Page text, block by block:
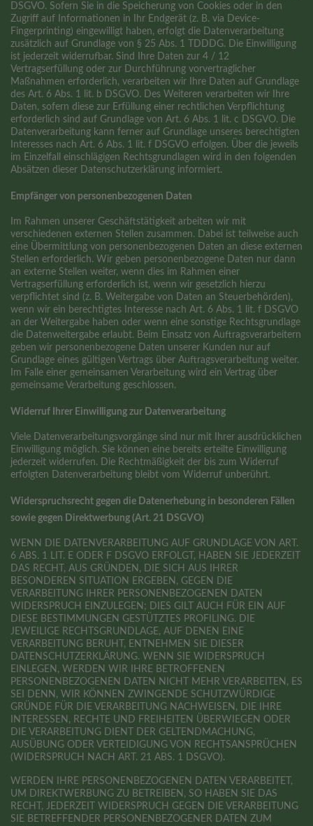
DSGVO. Sofern Sie in die Speicherung von Cookies oder in den
Zugriff auf Informationen in Ihr Endgerät (z. B. via Device-
Fingerprinting) eingewilligt haben, erfolgt die Datenverarbeitung
zusätzlich auf Grundlage von § 25 Abs. 1 TDDDG. Die Einwilligung
ist jederzeit widerrufbar. Sind Ihre Daten zur 4 / 12
Vertragserfüllung oder zur Durchführung vorvertraglicher
Maßnahmen erforderlich, verarbeiten wir Ihre Daten auf Grundlage
des Art. 6 Abs. 1 lit. b DSGVO. Des Weiteren verarbeiten wir Ihre
Daten, sofern diese zur Erfüllung einer rechtlichen Verpflichtung
erforderlich sind auf Grundlage von Art. 6 Abs. 1 lit. c DSGVO. Die
Datenverarbeitung kann ferner auf Grundlage unseres berechtigten
Interesses nach Art. 6 Abs. 1 lit. f DSGVO erfolgen. Über die jeweils
im Einzelfall einschlägigen Rechtsgrundlagen wird in den folgenden
Absätzen dieser Datenschutzerklärung informiert.
Empfänger von personenbezogenen Daten
Im Rahmen unserer Geschäftstätigkeit arbeiten wir mit
verschiedenen externen Stellen zusammen. Dabei ist teilweise auch
eine Übermittlung von personenbezogenen Daten an diese externen
Stellen erforderlich. Wir geben personenbezogene Daten nur dann
an externe Stellen weiter, wenn dies im Rahmen einer
Vertragserfüllung erforderlich ist, wenn wir gesetzlich hierzu
verpflichtet sind (z. B. Weitergabe von Daten an Steuerbehörden),
wenn wir ein berechtigtes Interesse nach Art. 6 Abs. 1 lit. f DSGVO
an der Weitergabe haben oder wenn eine sonstige Rechtsgrundlage
die Datenweitergabe erlaubt. Beim Einsatz von Auftragsverarbeitern
geben wir personenbezogene Daten unserer Kunden nur auf
Grundlage eines gültigen Vertrags über Auftragsverarbeitung weiter.
Im Falle einer gemeinsamen Verarbeitung wird ein Vertrag über
gemeinsame Verarbeitung geschlossen.
Widerruf Ihrer Einwilligung zur Datenverarbeitung
Viele Datenverarbeitungsvorgänge sind nur mit Ihrer ausdrücklichen
Einwilligung möglich. Sie können eine bereits erteilte Einwilligung
jederzeit widerrufen. Die Rechtmäßigkeit der bis zum Widerruf
erfolgten Datenverarbeitung bleibt vom Widerruf unberührt.
Widerspruchsrecht gegen die Datenerhebung in besonderen Fällen
sowie gegen Direktwerbung (Art. 21 DSGVO)
WENN DIE DATENVERARBEITUNG AUF GRUNDLAGE VON ART.
6 ABS. 1 LIT. E ODER F DSGVO ERFOLGT, HABEN SIE JEDERZEIT
DAS RECHT, AUS GRÜNDEN, DIE SICH AUS IHRER
BESONDEREN SITUATION ERGEBEN, GEGEN DIE
VERARBEITUNG IHRER PERSONENBEZOGENEN DATEN
WIDERSPRUCH EINZULEGEN; DIES GILT AUCH FÜR EIN AUF
DIESE BESTIMMUNGEN GESTÜTZTES PROFILING. DIE
JEWEILIGE RECHTSGRUNDLAGE, AUF DENEN EINE
VERARBEITUNG BERUHT, ENTNEHMEN SIE DIESER
DATENSCHUTZERKLÄRUNG. WENN SIE WIDERSPRUCH
EINLEGEN, WERDEN WIR IHRE BETROFFENEN
PERSONENBEZOGENEN DATEN NICHT MEHR VERARBEITEN, ES
SEI DENN, WIR KÖNNEN ZWINGENDE SCHUTZWÜRDIGE
GRÜNDE FÜR DIE VERARBEITUNG NACHWEISEN, DIE IHRE
INTERESSEN, RECHTE UND FREIHEITEN ÜBERWIEGEN ODER
DIE VERARBEITUNG DIENT DER GELTENDMACHUNG,
AUSÜBUNG ODER VERTEIDIGUNG VON RECHTSANSPRÜCHEN
(WIDERSPRUCH NACH ART. 21 ABS. 1 DSGVO).
WERDEN IHRE PERSONENBEZOGENEN DATEN VERARBEITET,
UM DIREKTWERBUNG ZU BETREIBEN, SO HABEN SIE DAS
RECHT, JEDERZEIT WIDERSPRUCH GEGEN DIE VERARBEITUNG
SIE BETREFFENDER PERSONENBEZOGENER DATEN ZUM